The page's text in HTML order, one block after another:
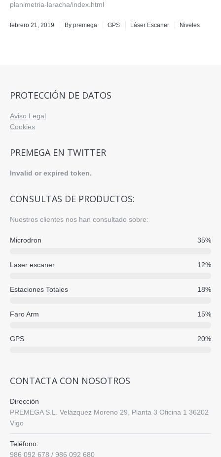
planimetria-laracha/index.html
febrero 21, 2019 By premega GPS Láser Escaner Niveles
PROTECCIÓN DE DATOS
Aviso Legal
Cookies
PREMEGA EN TWITTER
Invalid or expired token.
CONSULTAS DE PRODUCTOS:
Nuestros clientes nos han consultado sobre:
Microdron 35%
Laser escaner 12%
Estaciones Totales 18%
Faro Arm 15%
GPS 20%
CONTACTA CON NOSOTROS
Dirección
PREMEGA S.L. Velázquez Moreno 29, Planta 3 Oficina 1 36202
Vigo
Teléfono:
986 092 678 / 986 092 680